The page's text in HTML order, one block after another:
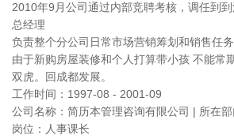
2010年9月公司通过内部竞聘考核，调任到
总经理
负责整个分公司日常市场营销筹划和销售任务
由于新购房屋装修和个人打算带小孩 不能常
双虎。回成都发展。
工作时间：1997-08 - 2001-09
公司名称：简历本管理咨询有限公司 | 所在
岗位：人事课长